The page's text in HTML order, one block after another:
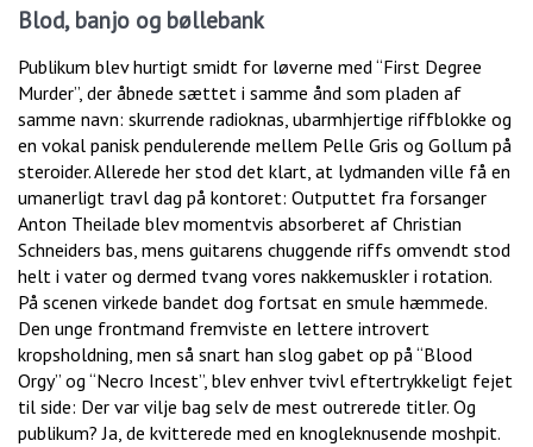
Blod, banjo og bøllebank
Publikum blev hurtigt smidt for løverne med “First Degree
Murder”, der åbnede sættet i samme ånd som pladen af
samme navn: skurrende radioknas, ubarmhjertige riffblokke og
en vokal panisk pendulerende mellem Pelle Gris og Gollum på
steroider. Allerede her stod det klart, at lydmanden ville få en
umanerligt travl dag på kontoret: Outputtet fra forsanger
Anton Theilade blev momentvis absorberet af Christian
Schneiders bas, mens guitarens chuggende riffs omvendt stod
helt i vater og dermed tvang vores nakkemuskler i rotation.
På scenen virkede bandet dog fortsat en smule hæmmede.
Den unge frontmand fremviste en lettere introvert
kropsholdning, men så snart han slog gabet op på “Blood
Orgy” og “Necro Incest”, blev enhver tvivl eftertrykkeligt fejet
til side: Der var vilje bag selv de mest outrerede titler. Og
publikum? Ja, de kvitterede med en knogleknusende moshpit.